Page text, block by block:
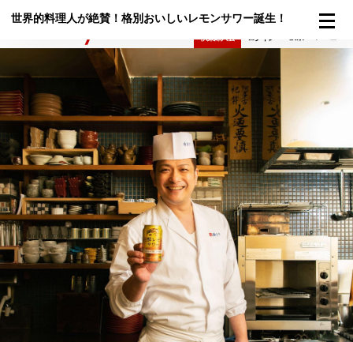
世界的料理人が絶賛！格別おいしいレモンサワー誕生！